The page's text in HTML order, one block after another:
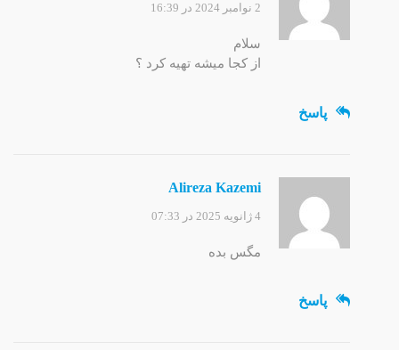
2 نوامبر 2024 در 16:39
سلام
از کجا میشه تهیه کرد ؟
پاسخ
Alireza Kazemi
4 ژانویه 2025 در 07:33
مگس بده
پاسخ